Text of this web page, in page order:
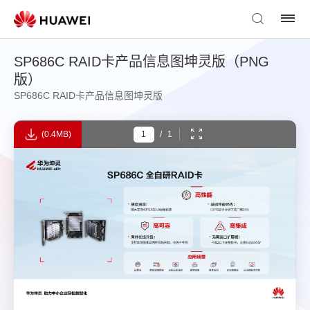
SP686C RAID卡产品信息图坤灵版（PNG
版）
SP686C RAID卡产品信息图坤灵版
(0.4MB) / 1